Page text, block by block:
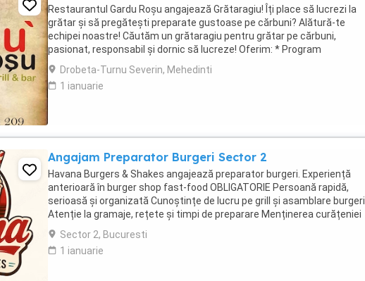
Restaurantul Gardu Roșu angajează Grătaragiu! Îți place să lucrezi la
grătar și să pregătești preparate gustoase pe cărbuni? Alătură-te
echipei noastre! Căutăm un grătaragiu pentru grătar pe cărbuni,
pasionat, responsabil și dornic să lucreze! Oferim: * Program
avantajos: 2 zile lucrate ...
Drobeta-Turnu Severin, Mehedinti
1 ianuarie
Angajam Preparator Burgeri Sector 2
Havana Burgers & Shakes angajează preparator burgeri. Experiență
anterioară în burger shop fast-food OBLIGATORIE Persoană rapidă,
serioasă și organizată Cunoștințe de lucru pe grill și asamblare burgeri
Atenție la gramaje, rețete și timpi de preparare Menținerea curățeniei
la postul ...
Sector 2, Bucuresti
1 ianuarie